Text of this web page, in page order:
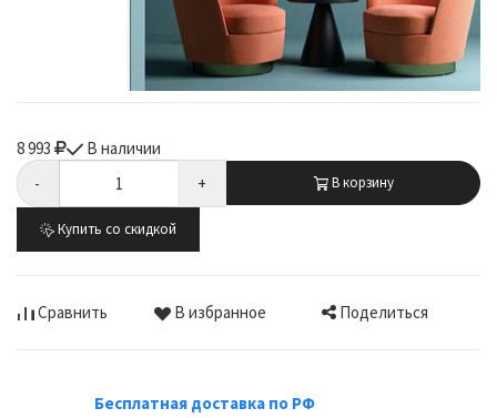
8 993
В наличии
-
+ В корзину
Купить со скидкой
Сравнить В избранное Поделиться
Бесплатная доставка по РФ